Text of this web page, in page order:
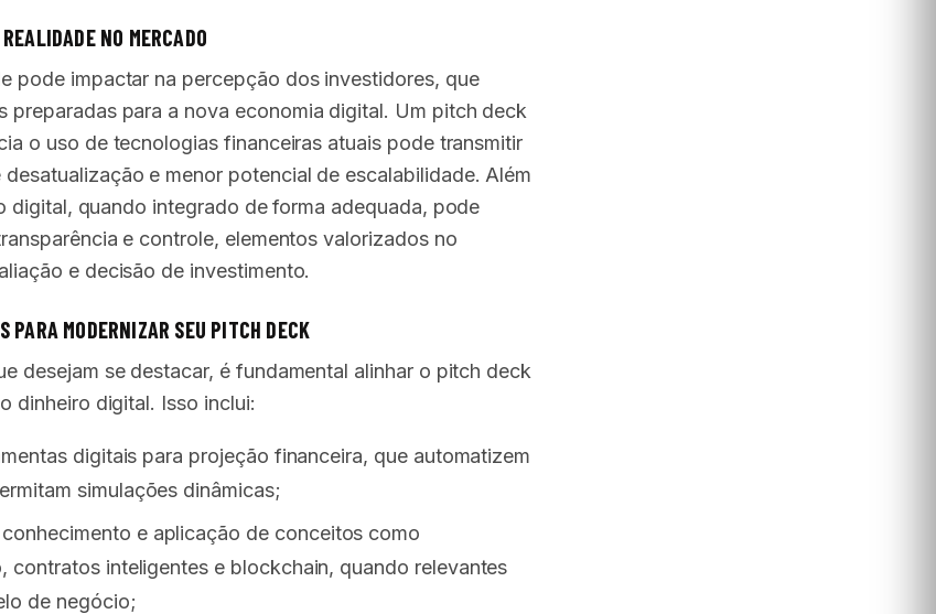
NO MERCADO
pode impactar na percepção dos investidores, que
preparadas para a nova economia digital. Um pitch deck
o uso de tecnologias financeiras atuais pode transmitir
desatualização e menor potencial de escalabilidade. Além
digital, quando integrado de forma adequada, pode
e controle, elementos valorizados no
e decisão de investimento.
PARA MODERNIZAR SEU PITCH DECK
desejam se destacar, é fundamental alinhar o pitch deck
dinheiro digital. Isso inclui:
digitais para projeção financeira, que automatizem
simulações dinâmicas;
e aplicação de conceitos como
contratos inteligentes e blockchain, quando relevantes
de negócio;